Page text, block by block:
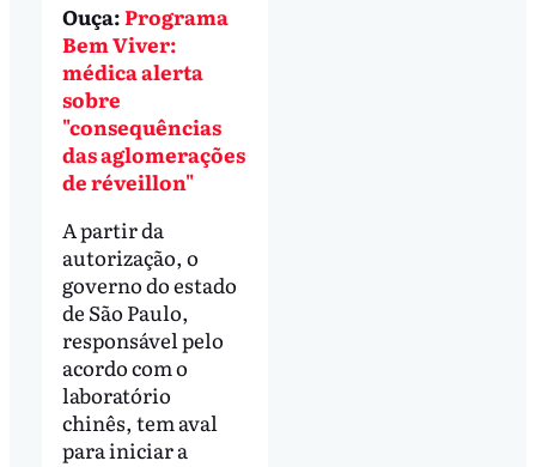
Ouça:Programa
Bem Viver:
médica alerta
sobre
"consequências
das aglomerações
de réveillon"
A partir da
autorização, o
governo do estado
de São Paulo,
responsável pelo
acordo com o
laboratório
chinês, tem aval
para iniciar a